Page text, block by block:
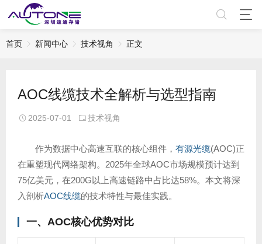
首页 新闻中心 技术视角 正文
AOC线缆技术全解析与选型指南
2025-07-01 技术视角
作为数据中心高速互联的核心组件， 有源光缆(AOC)正
在重塑现代网络架构。2025年全球AOC市场规模预计达到
75亿美元，在200G以上高速链路中占比达58%。本文将深
入剖析AOC线缆的技术特性与最佳实践。
一、AOC核心优势对比